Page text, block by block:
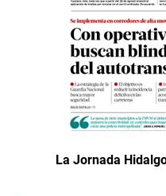
La Jornada